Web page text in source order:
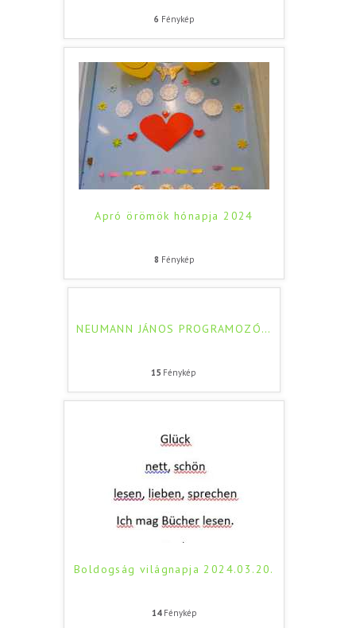
6 Fénykép
Apró örömök hónapja 2024
8 Fénykép
NEUMANN JÁNOS PROGRAMOZÓ…
15 Fénykép
Boldogság világnapja 2024.03.20.
14Fénykép